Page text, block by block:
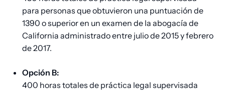
para personas que obtuvieron una puntuación de
1390 o superior en un examen de la abogacía de
California administrado entre julio de 2015 y febrero
de 2017.
Opción B:
400 horas totales de práctica legal supervisada